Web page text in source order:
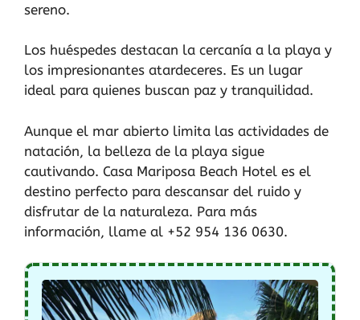
sereno.
Los huéspedes destacan la cercanía a la playa y
los impresionantes atardeceres. Es un lugar
ideal para quienes buscan paz y tranquilidad.
Aunque el mar abierto limita las actividades de
natación, la belleza de la playa sigue
cautivando. Casa Mariposa Beach Hotel es el
destino perfecto para descansar del ruido y
disfrutar de la naturaleza. Para más
información, llame al +52 954 136 0630.